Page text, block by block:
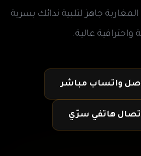
جاهز لتلبية ندائك بسرية
واحترافية عالية.
واتساب مباشر
هاتفي سرّي